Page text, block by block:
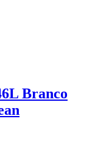
Branco